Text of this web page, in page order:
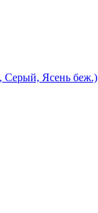
Серый, Ясень беж.)